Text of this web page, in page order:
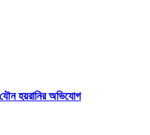
যৌন হয়রানির অভিযোগ